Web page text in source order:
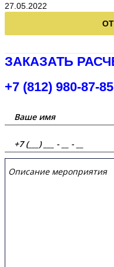
27.05.2022
ОТ
ЗАКАЗАТЬ
+7 (812) 980-87-85